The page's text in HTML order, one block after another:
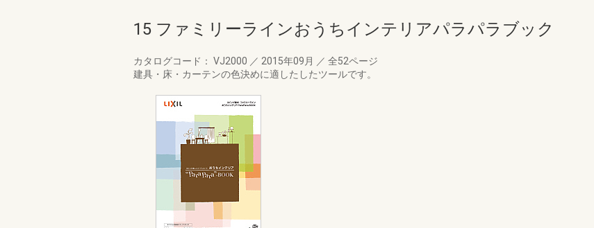
15 ファミリーラインおうちインテリアパラパラブック
カタログコード： VJ2000 ／ 2015年09月 ／ 全52ページ
建具・床・カーテンの色決めに適したしたツールです。